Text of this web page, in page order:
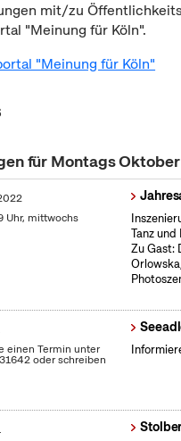
mit/zu
"Meinung für Köln".
"Meinung für Köln"
für Montags
Uhr, mittwochs
Tanz
Zu Gast:
einen Termin unter
oder schreiben